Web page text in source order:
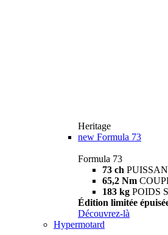
Heritage
new Formula 73
Formula 73
73 ch
65,2 Nm
183 kg POIDS
Édition limitée
Découvrez-là
Hypermotard